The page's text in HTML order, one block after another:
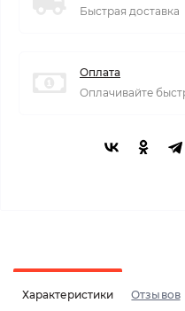
Быстрая доставка
Оплата
Оплачивайте
Характеристики Отзывов